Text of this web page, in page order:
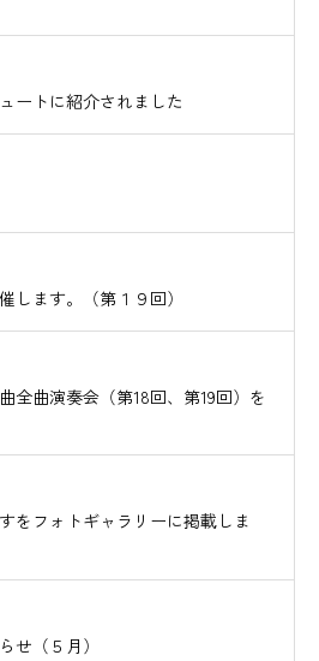
ートに紹介されました
します。（第１９回）
全曲演奏会（第18回、第19回）を
をフォトギャラリーに掲載しま
せ（５月）